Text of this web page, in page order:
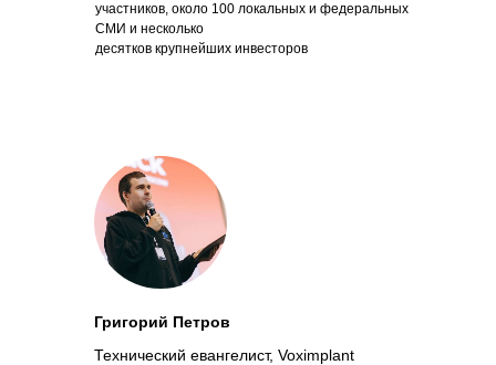
участников, около 100 локальных и федеральных
СМИ и несколько
десятков крупнейших инвесторов
Григорий Петров
Технический евангелист, Voximplant
© 2017-2026 Zucker Studio